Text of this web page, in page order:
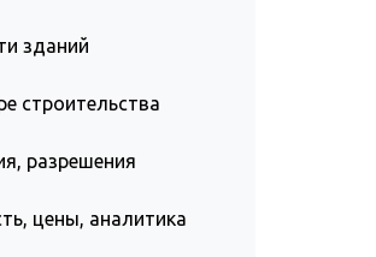
зданий
строительства
разрешения
цены, аналитика